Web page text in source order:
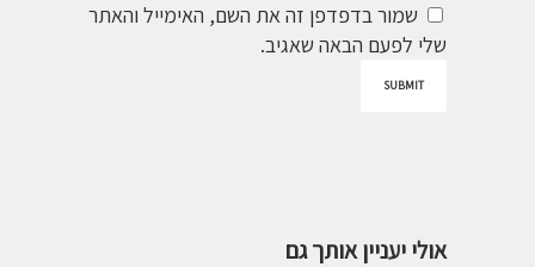
שמור בדפדפן זה את השם, האימייל והאתר
שלי לפעם הבאה שאגיב.
אולי יעניין אותך גם